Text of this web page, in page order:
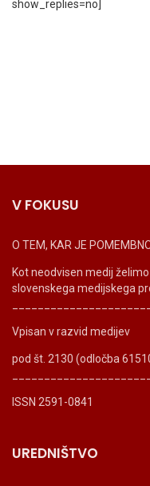
show_replies=no]
V FOKUSU
O TEM, KAR JE
Kot neodvisen medij
slovenskega medijskega
Vpisan v razvid medijev
pod št. 2130 (odločba
ISSN 2591-0841
UREDNIŠTVO